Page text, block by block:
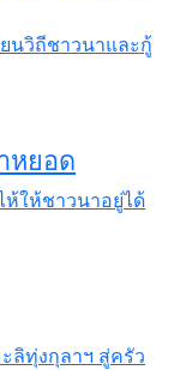
นวิถีชาวนาและกู้
หยอด
ให้ชาวนาอยู่ได้
ลิทุ่งกุลาฯ สู่ครัว